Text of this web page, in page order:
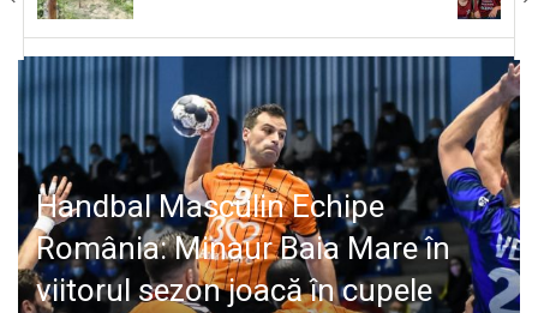
SANATATE
POLITIC
LIFE
Handbal Masculin Echipe
România: Minaur Baia Mare în
viitorul sezon joacă în cupele